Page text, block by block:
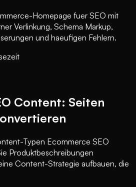
Homepage fuer SEO mit
Verlinkung, Schema Markup,
und haeufigen Fehlern.
Content: Seiten
Typen Ecommerce SEO
Produktbeschreibungen
Content-Strategie aufbauen, die